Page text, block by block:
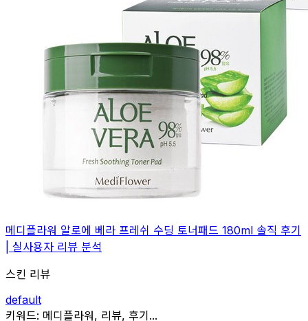
메디플라워 알로에 베라 프레쉬 수딩 토너패드 180ml 솔직 후기
| 실사용자 리뷰 분석
스킨 리뷰
default
관련
키워드: 메디플라워, 리뷰, 후기...